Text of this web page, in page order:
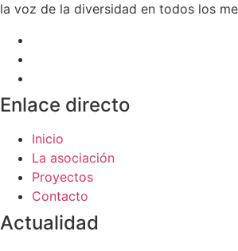
la voz de la diversidad en todos los
Enlace directo
Inicio
La asociación
Proyectos
Contacto
Actualidad